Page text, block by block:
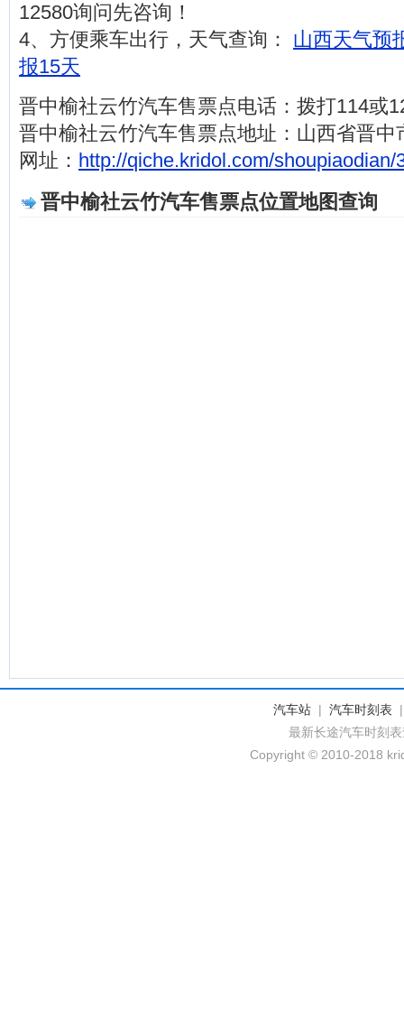
12580询问先咨询！
4、方便乘车出行，天气查询： 山西天气预
报15天
晋中榆社云竹汽车售票点电话：拨打114或
晋中榆社云竹汽车售票点地址：山西省晋中
网址： http://qiche.kridol.com/shoupiaodian/
晋中榆社云竹汽车售票点位置地图查询
汽车站 | 汽车时刻表
最新长途汽车时刻
Copyright © 2010-2018